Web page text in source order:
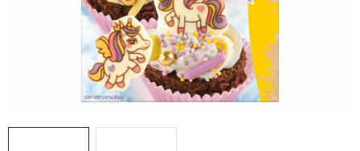
TÉMATICKÉ PRODUKTY
PROFI BALENÍ
NOVÉ ZBOŽÍ